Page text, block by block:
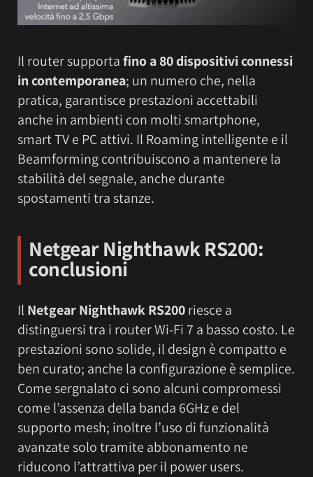
Il router supportafino a 80 dispositivi connessi
in contemporanea; un numero che, nella
pratica, garantisce prestazioni accettabili
anche in ambienti con molti smartphone,
smart TV e PC attivi. Il Roaming intelligente e il
Beamforming contribuiscono a mantenere la
stabilità del segnale, anche durante
spostamenti tra stanze.
Netgear Nighthawk RS200:
conclusioni
Il Netgear Nighthawk RS200riesce a
distinguersi tra i router Wi-Fi 7 a basso costo. Le
prestazioni sono solide, il design è compatto e
ben curato; anche la configurazione è semplice.
Come sergnalato ci sono alcuni compromessi
come l’assenza della banda 6GHz e del
supporto mesh; inoltre l’uso di funzionalità
avanzate solo tramite abbonamento ne
riducono l’attrattiva per il power users.